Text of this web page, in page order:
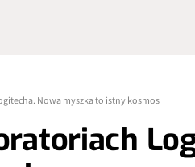
Nowa myszka to istny kosmos